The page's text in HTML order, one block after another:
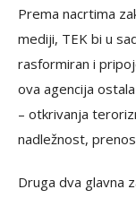
Prema nacrtima
mediji, TEK bi u
rasformiran i
ova agencija
– otkrivanja
nadležnost,
Druga dva glavna